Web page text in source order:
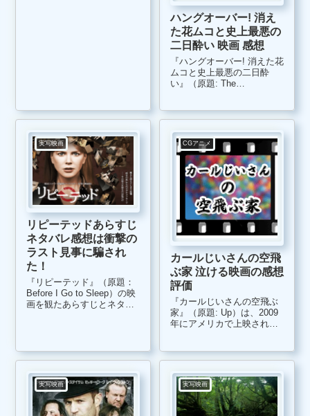
ハングオーバー! 消え
た花ムコと史上最悪の
二日酔い 映画 感想
『ハングオーバー! 消えた花
ムコと史上最悪の二日酔
い』（原題: The
映画です。あまりにもお下
間違いなく放送する事がな
いけれど、地上最高に面白
い映画で...
実写映画
リピーテッドあらすじ
ネタバレ感想は衝撃の
ラスト見事に騙され
た！
『リピーテッド』（原題：
Before I Go to Sleep）の映
画を観たあらすじとネタバ
ではありません。なんと、
イギリス・アメリカ合衆
国・フランス・スウェ...
CGアニメ
カールじいさんの空飛
ぶ家 泣ける映画の感想
評価
『カールじいさんの空飛ぶ
家』（原題: Up）は、2009
年にアメリカで上映された
すが、面白さの中に郷愁感
がただよい、ジーンと泣け
る...
実写映画 実写映画